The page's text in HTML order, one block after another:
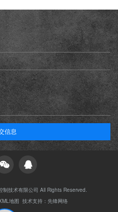
信息
技术有限公司 All Rights Reserved.
地图 技术支持： 先锋网络